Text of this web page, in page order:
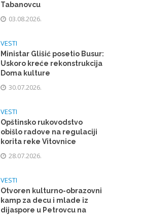
Tabanovcu
03.08.2026.
VESTI
Ministar Glišić posetio Busur:
Uskoro kreće rekonstrukcija
Doma kulture
30.07.2026.
VESTI
Opštinsko rukovodstvo
obišlo radove na regulaciji
korita reke Vitovnice
28.07.2026.
VESTI
Otvoren kulturno-obrazovni
kamp za decu i mlade iz
dijaspore u Petrovcu na